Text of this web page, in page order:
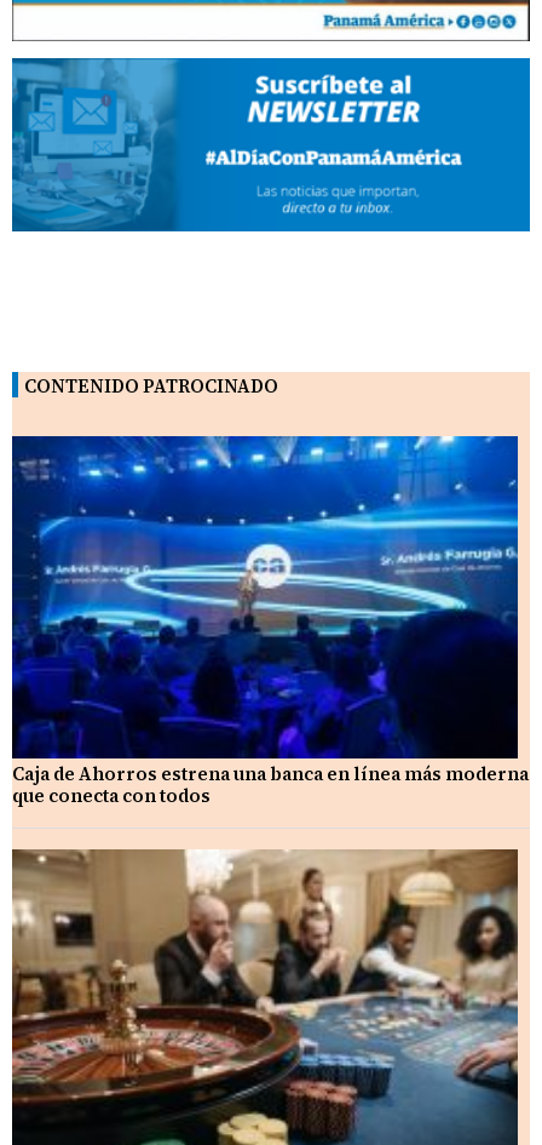
CONTENIDO PATROCINADO
Caja de Ahorros estrena una banca en línea más moderna
que conecta con todos